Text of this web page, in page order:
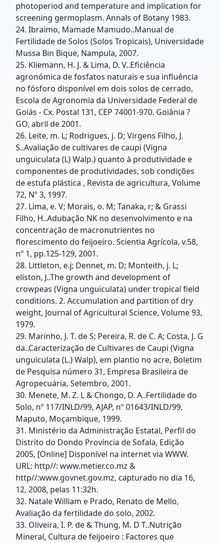
photoperiod and temperature and implication for
screening germoplasm. Annals of Botany 1983.
24. Ibraimo, Mamade Mamudo..Manual de
Fertilidade de Solos (Solos Tropicais), Universidade
Mussa Bin Bique, Nampula, 2007.
25. Kliemann, H. J. & Lima, D. V..Eficiência
agronómica de fosfatos naturais e sua influência
no fósforo disponível em dois solos de cerrado,
Escola de Agronomia da Universidade Federal de
Goiás - Cx. Postal 131, CEP 74001-970. Goiânia ?
GO, abril de 2001.
26. Leite, m. L; Rodrigues, j. D; Virgens Filho, J.
S..Avaliação de cultivares de caupi (Vigna
unguiculata (L) Walp.) quanto à produtividade e
componentes de produtividades, sob condições
de estufa plástica , Revista de agricultura, Volume
72, Nº 3, 1997.
27. Lima, e. V; Morais, o. M; Tanaka, r; & Grassi
Filho, H..Adubação NK no desenvolvimento e na
concentração de macronutrientes no
florescimento do feijoeiro. Scientia Agrícola, v.58,
nº 1, pp.125-129, 2001.
28. Littleton, e.j; Dennet, m. D; Monteith, j. L;
eliston, J..The growth and development of
crowpeas (Vigna unguiculata) under tropical field
conditions. 2. Accumulation and partition of dry
weight, Journal of Agricultural Science, Volume 93,
1979.
29. Marinho, J. T. de S; Pereira, R. de C. A; Costa, J. G
da..Caracterização de Cultivares de Caupi (Vigna
unguiculata (L.) Walp), em plantio no acre, Boletim
de Pesquisa número 31, Empresa Brasileira de
Agropecuária, Setembro, 2001.
30. Menete, M. Z. L & Chongo, D. A..Fertilidade do
Solo, nº 117/INLD/99, AJAP, nº 01643/INLD/99,
Maputo, Moçambique, 1999.
31. Ministério da Administração Estatal, Perfil do
Distrito do Dondo Província de Sofala, Edição
2005, [Online] Disponível na internet via WWW.
URL: http//: www.metier.co.mz &
http//:www.govnet.gov.mz, capturado no dia 16,
12, 2008, pelas 11:32h.
32. Natale William e Prado, Renato de Mello,
Avaliação da fertilidade do solo, 2002.
33. Oliveira, I. P. de & Thung, M. D T..Nutrição
Mineral, Cultura de feijoeiro : Factores que